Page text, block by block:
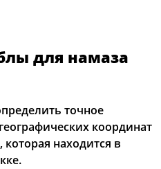
для намаза
точное
координат
находится в